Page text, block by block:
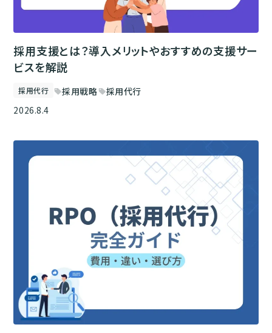
採用支援とは？導入メリットやおすすめの支援サー
ビスを解説
採用代行 sell採用戦略sell採用代行
2026.8.4